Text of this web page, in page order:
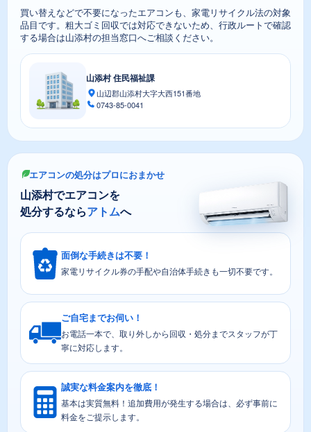
買い替えなどで不要になったエアコンも、家電リサイクル法の対象
品目です。粗大ゴミ回収では対応できないため、行政ルートで確認
する場合は山添村の担当窓口へご相談ください。
山添村 住民福祉課
山辺郡山添村大字大西151番地
0743-85-0041
エアコンの処分はプロにおまかせ
山添村でエアコンを
処分するならアトムへ
面倒な手続きは不要！
家電リサイクル券の手配や自治体手続きも一切不要です。
ご自宅までお伺い！
お電話一本で、取り外しから回収・処分までスタッフが丁
寧に対応します。
誠実な料金案内を徹底！
基本は実質無料！追加費用が発生する場合は、必ず事前に
料金をご提示します。